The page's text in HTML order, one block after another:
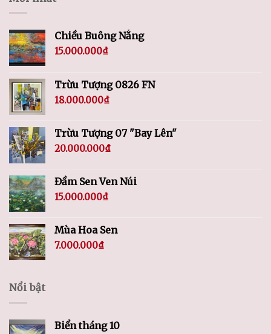
Chiều Buông Nắng
15.000.000₫
Trừu Tượng 0826 FN
18.000.000₫
Trừu Tượng 07 "Bay Lên"
20.000.000₫
Đầm Sen Ven Núi
15.000.000₫
Mùa Hoa Sen
7.000.000₫
Nổi bật
Biển tháng 10